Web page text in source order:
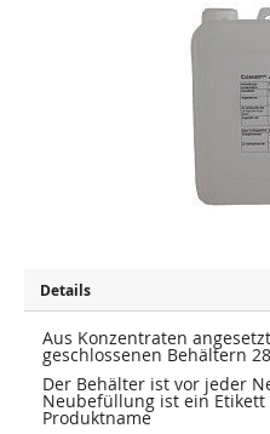
Details
Aus Konzentraten
geschlossenen Behältern
Der Behälter ist vor jeder
Neubefüllung ist ein
Produktname